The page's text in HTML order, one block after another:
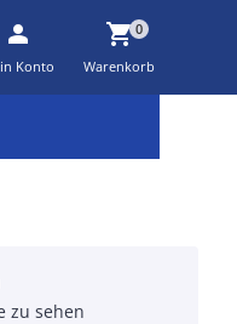
person
Konto
shopping_cart0
Warenkorb
zu sehen